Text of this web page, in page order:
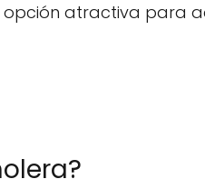
atractiva para